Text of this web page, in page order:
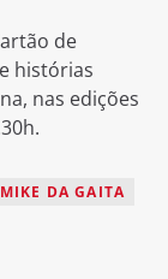
de
histórias
nas edições
DA GAITA